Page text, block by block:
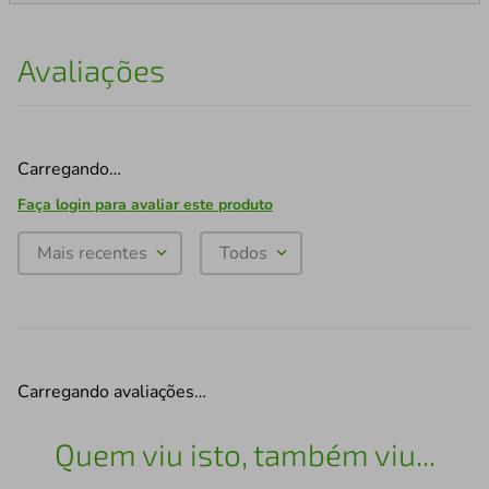
Avaliações
Carregando…
Faça login para avaliar este produto
Mais recentes Todos
Carregando avaliações…
Quem viu isto, também viu...